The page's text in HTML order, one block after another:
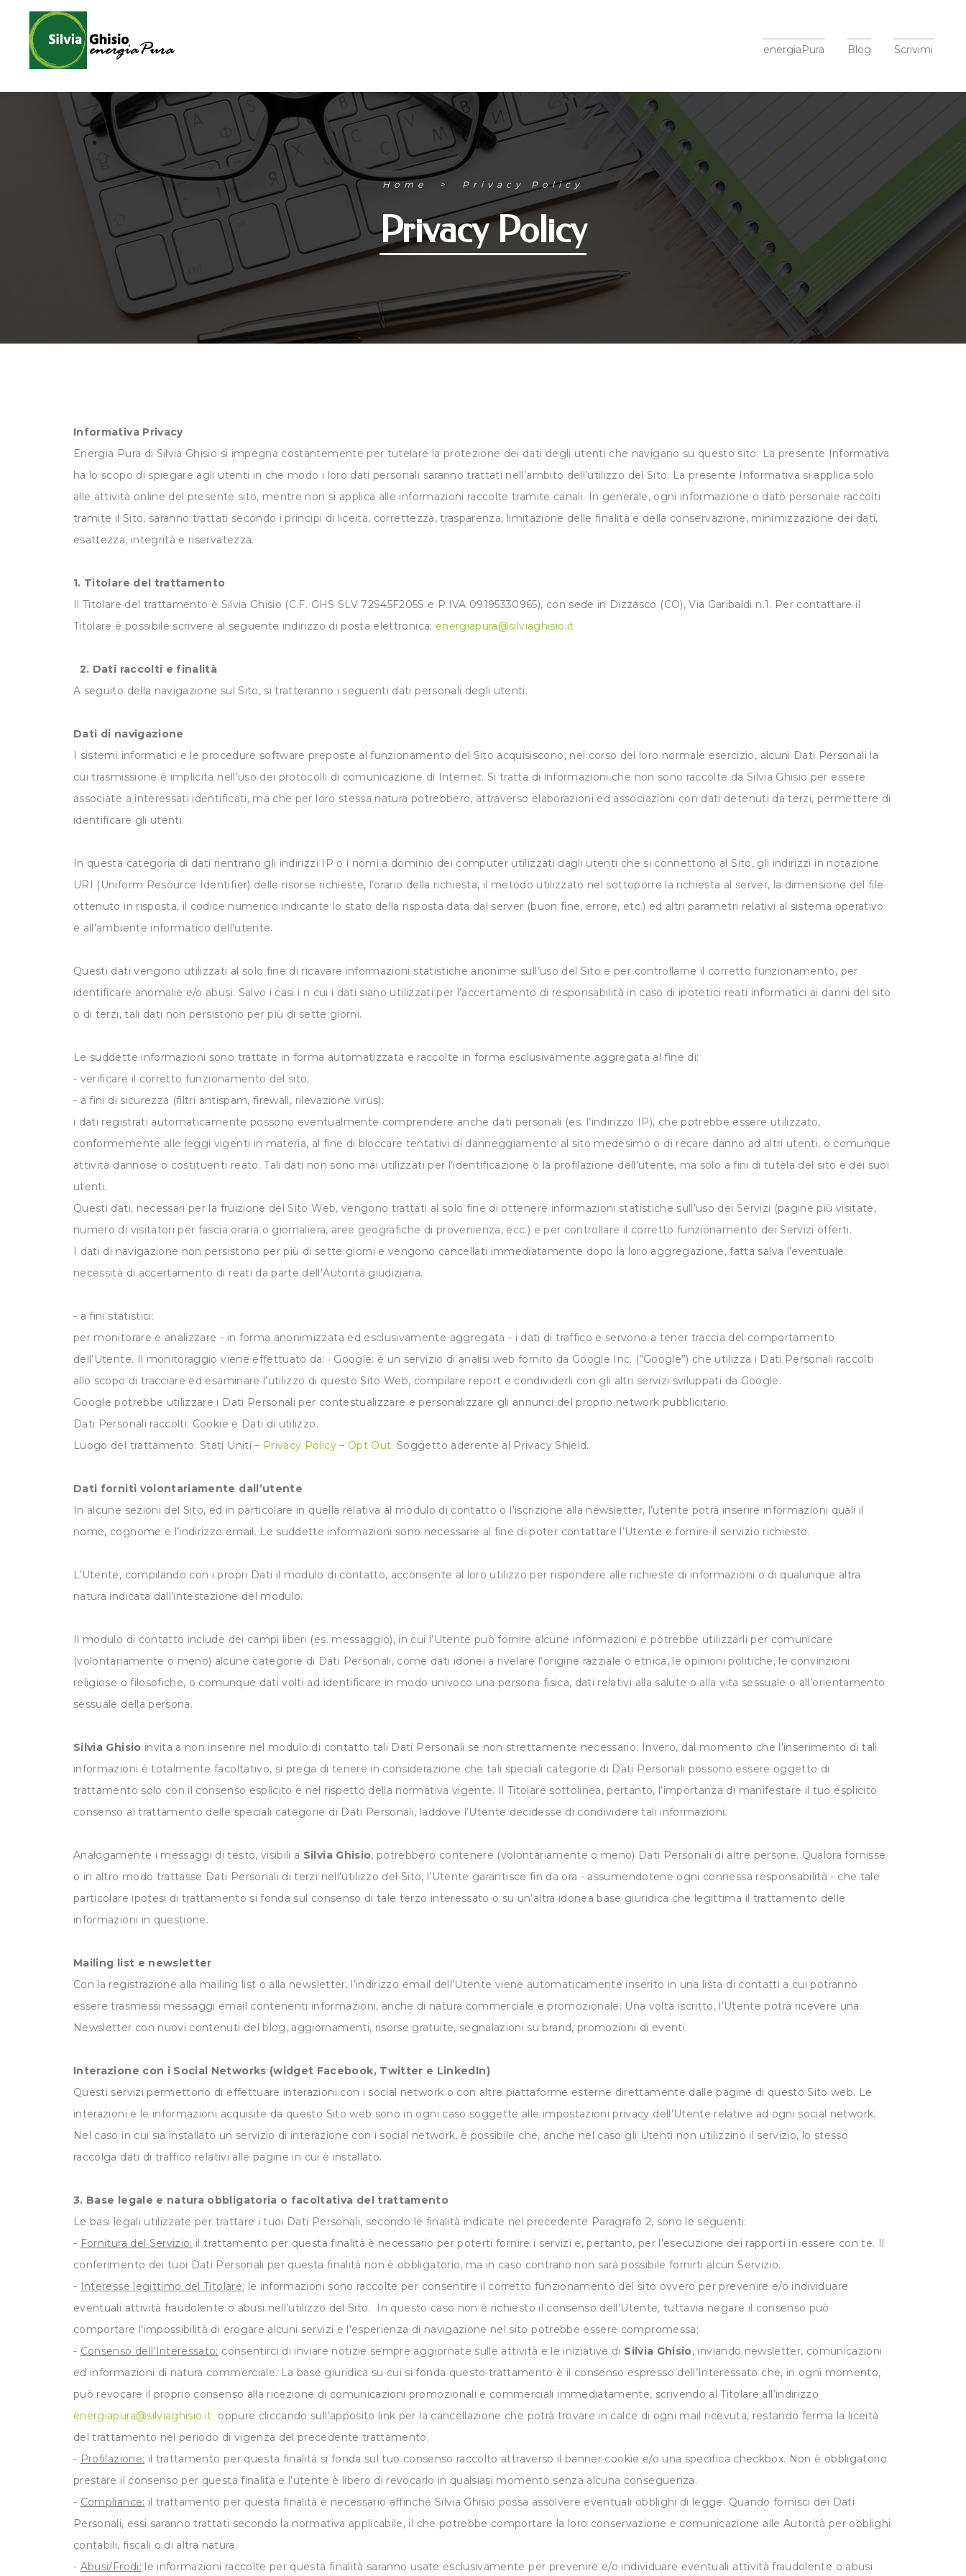
energiaPura Blog Scrivimi
Home Privacy Policy
Privacy Policy
Informativa Privacy
Energia Pura di Silvia Ghisio si impegna costantemente per tutelare la protezione dei dati degli utenti che navigano su questo sito. La presente Informativa
ha lo scopo di spiegare agli utenti in che modo i loro dati personali saranno trattati nell’ambito dell’utilizzo del Sito. La presente Informativa si applica solo
alle attività online del presente sito, mentre non si applica alle informazioni raccolte tramite canali. In generale, ogni informazione o dato personale raccolti
tramite il Sito, saranno trattati secondo i principi di liceità, correttezza, trasparenza, limitazione delle finalità e della conservazione, minimizzazione dei dati,
esattezza, integrità e riservatezza.
1. Titolare del trattamento
Il Titolare del trattamento è Silvia Ghisio (C.F. GHS SLV 72S45F205S e P.IVA 09195330965), con sede in Dizzasco (CO), Via Garibaldi n.1. Per contattare il
Titolare è possibile scrivere al seguente indirizzo di posta elettronica: energiapura@silviaghisio.it
2. Dati raccolti e finalità
A seguito della navigazione sul Sito, si tratteranno i seguenti dati personali degli utenti.
Dati di navigazione
I sistemi informatici e le procedure software preposte al funzionamento del Sito acquisiscono, nel corso del loro normale esercizio, alcuni Dati Personali la
cui trasmissione è implicita nell’uso dei protocolli di comunicazione di Internet. Si tratta di informazioni che non sono raccolte da Silvia Ghisio per essere
associate a interessati identificati, ma che per loro stessa natura potrebbero, attraverso elaborazioni ed associazioni con dati detenuti da terzi, permettere di
identificare gli utenti.
In questa categoria di dati rientrano gli indirizzi IP o i nomi a dominio dei computer utilizzati dagli utenti che si connettono al Sito, gli indirizzi in notazione
URI (Uniform Resource Identifier) delle risorse richieste, l’orario della richiesta, il metodo utilizzato nel sottoporre la richiesta al server, la dimensione del file
ottenuto in risposta, il codice numerico indicante lo stato della risposta data dal server (buon fine, errore, etc.) ed altri parametri relativi al sistema operativo
e all’ambiente informatico dell’utente.
Questi dati vengono utilizzati al solo fine di ricavare informazioni statistiche anonime sull’uso del Sito e per controllarne il corretto funzionamento, per
identificare anomalie e/o abusi. Salvo i casi i n cui i dati siano utilizzati per l’accertamento di responsabilità in caso di ipotetici reati informatici ai danni del sito
o di terzi, tali dati non persistono per più di sette giorni.
Le suddette informazioni sono trattate in forma automatizzata e raccolte in forma esclusivamente aggregata al fine di:
- verificare il corretto funzionamento del sito;
- a fini di sicurezza (filtri antispam, firewall, rilevazione virus):
i dati registrati automaticamente possono eventualmente comprendere anche dati personali (es. l’indirizzo IP), che potrebbe essere utilizzato,
conformemente alle leggi vigenti in materia, al fine di bloccare tentativi di danneggiamento al sito medesimo o di recare danno ad altri utenti, o comunque
attività dannose o costituenti reato. Tali dati non sono mai utilizzati per l’identificazione o la profilazione dell’utente, ma solo a fini di tutela del sito e dei suoi
utenti.
Questi dati, necessari per la fruizione del Sito Web, vengono trattati al solo fine di ottenere informazioni statistiche sull’uso dei Servizi (pagine più visitate,
numero di visitatori per fascia oraria o giornaliera, aree geografiche di provenienza, ecc.) e per controllare il corretto funzionamento dei Servizi offerti.
I dati di navigazione non persistono per più di sette giorni e vengono cancellati immediatamente dopo la loro aggregazione, fatta salva l’eventuale
necessità di accertamento di reati da parte dell’Autorità giudiziaria.
- a fini statistici:
per monitorare e analizzare - in forma anonimizzata ed esclusivamente aggregata - i dati di traffico e servono a tener traccia del comportamento
dell’Utente. Il monitoraggio viene effettuato da: · Google: è un servizio di analisi web fornito da Google Inc. (“Google”) che utilizza i Dati Personali raccolti
allo scopo di tracciare ed esaminare l’utilizzo di questo Sito Web, compilare report e condividerli con gli altri servizi sviluppati da Google.
Google potrebbe utilizzare i Dati Personali per contestualizzare e personalizzare gli annunci del proprio network pubblicitario.
Dati Personali raccolti: Cookie e Dati di utilizzo.
Luogo del trattamento: Stati Uniti – Privacy Policy– Opt Out. Soggetto aderente al Privacy Shield.
Dati forniti volontariamente dall’utente
In alcune sezioni del Sito, ed in particolare in quella relativa al modulo di contatto o l’iscrizione alla newsletter, l’utente potrà inserire informazioni quali il
nome, cognome e l’indirizzo email. Le suddette informazioni sono necessarie al fine di poter contattare l’Utente e fornire il servizio richiesto.
L’Utente, compilando con i propri Dati il modulo di contatto, acconsente al loro utilizzo per rispondere alle richieste di informazioni o di qualunque altra
natura indicata dall’intestazione del modulo.
Il modulo di contatto include dei campi liberi (es. messaggio), in cui l’Utente può fornire alcune informazioni e potrebbe utilizzarli per comunicare
(volontariamente o meno) alcune categorie di Dati Personali, come dati idonei a rivelare l’origine razziale o etnica, le opinioni politiche, le convinzioni
religiose o filosofiche, o comunque dati volti ad identificare in modo univoco una persona fisica, dati relativi alla salute o alla vita sessuale o all’orientamento
sessuale della persona.
Silvia Ghisio invita a non inserire nel modulo di contatto tali Dati Personali se non strettamente necessario. Invero, dal momento che l’inserimento di tali
informazioni è totalmente facoltativo, si prega di tenere in considerazione che tali speciali categorie di Dati Personali possono essere oggetto di
trattamento solo con il consenso esplicito e nel rispetto della normativa vigente. Il Titolare sottolinea, pertanto, l’importanza di manifestare il tuo esplicito
consenso al trattamento delle speciali categorie di Dati Personali, laddove l’Utente decidesse di condividere tali informazioni.
Analogamente i messaggi di testo, visibili a Silvia Ghisio, potrebbero contenere (volontariamente o meno) Dati Personali di altre persone. Qualora fornisse
o in altro modo trattasse Dati Personali di terzi nell’utilizzo del Sito, l’Utente garantisce fin da ora - assumendotene ogni connessa responsabilità - che tale
particolare ipotesi di trattamento si fonda sul consenso di tale terzo interessato o su un’altra idonea base giuridica che legittima il trattamento delle
informazioni in questione.
Mailing list e newsletter
Con la registrazione alla mailing list o alla newsletter, l’indirizzo email dell’Utente viene automaticamente inserito in una lista di contatti a cui potranno
essere trasmessi messaggi email contenenti informazioni, anche di natura commerciale e promozionale. Una volta iscritto, l’Utente potrà ricevere una
Newsletter con nuovi contenuti del blog, aggiornamenti, risorse gratuite, segnalazioni su brand, promozioni di eventi.
Interazione con i Social Networks (widget Facebook, Twitter e LinkedIn)
Questi servizi permettono di effettuare interazioni con i social network o con altre piattaforme esterne direttamente dalle pagine di questo Sito web. Le
interazioni e le informazioni acquisite da questo Sito web sono in ogni caso soggette alle impostazioni privacy dell’Utente relative ad ogni social network.
Nel caso in cui sia installato un servizio di interazione con i social network, è possibile che, anche nel caso gli Utenti non utilizzino il servizio, lo stesso
raccolga dati di traffico relativi alle pagine in cui è installato.
3. Base legale e natura obbligatoria o facoltativa del trattamento
Le basi legali utilizzate per trattare i tuoi Dati Personali, secondo le finalità indicate nel precedente Paragrafo 2, sono le seguenti:
- Fornitura del Servizio: il trattamento per questa finalità è necessario per poterti fornire i servizi e, pertanto, per l’esecuzione dei rapporti in essere con te. Il
conferimento dei tuoi Dati Personali per questa finalità non è obbligatorio, ma in caso contrario non sarà possibile fornirti alcun Servizio.
- Interesse legittimo del Titolare: le informazioni sono raccolte per consentire il corretto funzionamento del sito ovvero per prevenire e/o individuare
eventuali attività fraudolente o abusi nell’utilizzo del Sito. In questo caso non è richiesto il consenso dell’Utente, tuttavia negare il consenso può
comportare l’impossibilità di erogare alcuni servizi e l’esperienza di navigazione nel sito potrebbe essere compromessa;
- Consenso dell’Interessato: consentirci di inviare notizie sempre aggiornate sulle attività e le iniziative di Silvia Ghisio, inviando newsletter, comunicazioni
ed informazioni di natura commerciale. La base giuridica su cui si fonda questo trattamento è il consenso espresso dell’Interessato che, in ogni momento,
può revocare il proprio consenso alla ricezione di comunicazioni promozionali e commerciali immediatamente, scrivendo al Titolare all’indirizzo
energiapura@silviaghisio.it oppure cliccando sull’apposito link per la cancellazione che potrà trovare in calce di ogni mail ricevuta, restando ferma la liceità
del trattamento nel periodo di vigenza del precedente trattamento.
- Profilazione: il trattamento per questa finalità si fonda sul tuo consenso raccolto attraverso il banner cookie e/o una specifica checkbox. Non è obbligatorio
prestare il consenso per questa finalità e l’utente è libero di revocarlo in qualsiasi momento senza alcuna conseguenza.
- Compliance: il trattamento per questa finalità è necessario affinché Silvia Ghisio possa assolvere eventuali obblighi di legge. Quando fornisci dei Dati
Personali, essi saranno trattati secondo la normativa applicabile, il che potrebbe comportare la loro conservazione e comunicazione alle Autorità per obblighi
contabili, fiscali o di altra natura.
- Abusi/Frodi: le informazioni raccolte per questa finalità saranno usate esclusivamente per prevenire e/o individuare eventuali attività fraudolente o abusi